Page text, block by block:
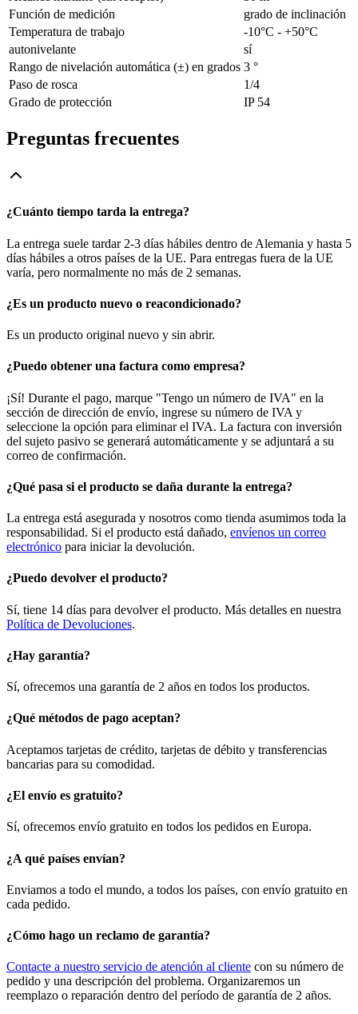
Función de medición
grado de inclinación
Temperatura de trabajo
-10°C - +50°C
autonivelante
sí
Rango de nivelación automática (±) en grados 3 °
Paso de rosca
1/4
Grado de protección
IP 54
Preguntas frecuentes
¿Cuánto tiempo tarda la entrega?
La entrega suele tardar 2-3 días hábiles dentro de Alemania y hasta 5
días hábiles a otros países de la UE. Para entregas fuera de la UE
varía, pero normalmente no más de 2 semanas.
¿Es un producto nuevo o reacondicionado?
Es un producto original nuevo y sin abrir.
¿Puedo obtener una factura como empresa?
¡Sí! Durante el pago, marque "Tengo un número de IVA" en la
sección de dirección de envío, ingrese su número de IVA y
seleccione la opción para eliminar el IVA. La factura con inversión
del sujeto pasivo se generará automáticamente y se adjuntará a su
correo de confirmación.
¿Qué pasa si el producto se daña durante la entrega?
La entrega está asegurada y nosotros como tienda asumimos toda la
responsabilidad. Si el producto está dañado, envíenos un correo
electrónico para iniciar la devolución.
¿Puedo devolver el producto?
Sí, tiene 14 días para devolver el producto. Más detalles en nuestra
Política de Devoluciones.
¿Hay garantía?
Sí, ofrecemos una garantía de 2 años en todos los productos.
¿Qué métodos de pago aceptan?
Aceptamos tarjetas de crédito, tarjetas de débito y transferencias
bancarias para su comodidad.
¿El envío es gratuito?
Sí, ofrecemos envío gratuito en todos los pedidos en Europa.
¿A qué países envían?
Enviamos a todo el mundo, a todos los países, con envío gratuito en
cada pedido.
¿Cómo hago un reclamo de garantía?
Contacte a nuestro servicio de atención al cliente con su número de
pedido y una descripción del problema. Organizaremos un
reemplazo o reparación dentro del período de garantía de 2 años.